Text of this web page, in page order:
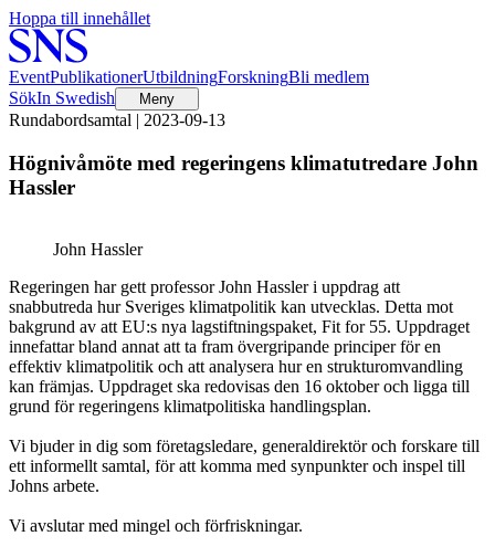
Hoppa till innehållet
EventPublikationerUtbildningForskningBli medlem
SökIn Swedish Meny
Rundabordsamtal | 2023-09-13
Högnivåmöte med regeringens klimatutredare John
Hassler
John Hassler
Regeringen har gett professor John Hassler i uppdrag att
snabbutreda hur Sveriges klimatpolitik kan utvecklas. Detta mot
bakgrund av att EU:s nya lagstiftningspaket, Fit for 55. Uppdraget
innefattar bland annat att ta fram övergripande principer för en
effektiv klimatpolitik och att analysera hur en strukturomvandling
kan främjas. Uppdraget ska redovisas den 16 oktober och ligga till
grund för regeringens klimatpolitiska handlingsplan.
Vi bjuder in dig som företagsledare, generaldirektör och forskare till
ett informellt samtal, för att komma med synpunkter och inspel till
Johns arbete.
Vi avslutar med mingel och förfriskningar.